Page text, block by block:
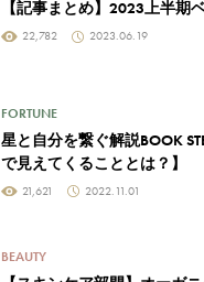
【記事まとめ】2023上半期
22,782 2023.06.19
FORTUNE
星と自分を繋ぐ解説BOOK STEP２：【3区分
で見えてくることとは？】
21,621 2022.11.01
BEAUTY